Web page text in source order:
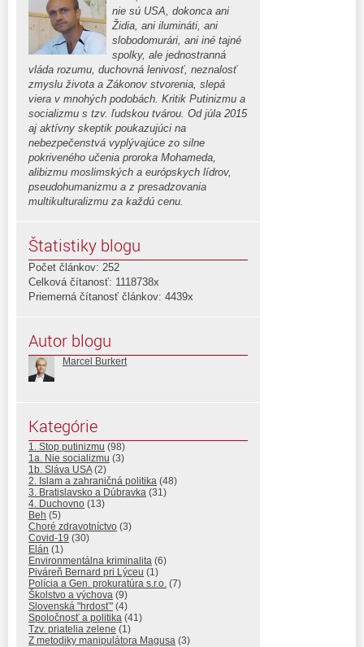
nie sú USA, dokonca ani
Židia, ani ilumináti, ani
slobodomurári, ani iné tajné
spolky, ale jednostranná
vláda rozumu, duchovná lenivosť, neznalosť
zmyslu života a Zákonov stvorenia, slepá
viera v mnohých podobách. Kritik Putinizmu a
socializmu s tzv. ľudskou tvárou. Od júla 2015
aj aktívny skeptik poukazujúci na
nebezpečenstvá vyplývajúce zo silne
pokriveného učenia proroka Mohameda,
alibizmu moslimských a európskych lídrov,
pseudohumanizmu a z presadzovania
multikulturalizmu za každú cenu.
Štatistiky blogu
Počet článkov: 252
Celková čítanosť: 1118738x
Priemerná čítanosť článkov: 4439x
Autor blogu
Marcel Burkert
Kategórie
1. Stop putinizmu (98)
1a. Nie socializmu (3)
1b. Sláva USA(2)
2. Islam a zahraničná politika (48)
3. Bratislavsko a Dúbravka (31)
4. Duchovno (13)
Beh (5)
Choré zdravotníctvo (3)
Covid-19 (30)
Elán (1)
Environmentálna kriminalita (6)
Piváreň Bernard pri Lýceu (1)
Polícia a Gen. prokuratúra s.r.o. (7)
Školstvo a výchova (9)
Slovenská "hrdosť" (4)
Spoločnosť a politika (41)
Tzv. priatelia zelene (1)
Z metodiky manipulátora Magusa (3)